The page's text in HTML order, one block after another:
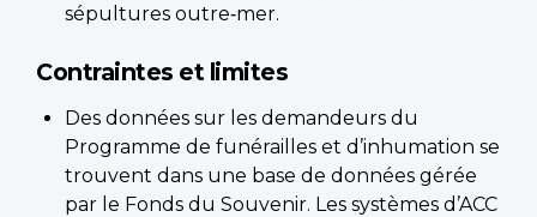
sépultures outre‑mer.
Contraintes et limites
Des données sur les demandeurs du
Programme de funérailles et d’inhumation se
trouvent dans une base de données gérée
par le Fonds du Souvenir. Les systèmes d’ACC